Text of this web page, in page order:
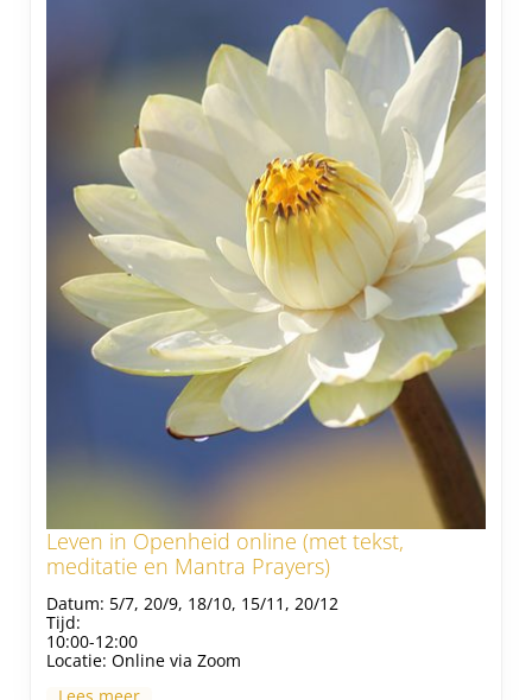
Leven in Openheid online (met tekst,
meditatie en Mantra Prayers)
Datum: 5/7, 20/9, 18/10, 15/11, 20/12
Tijd:
10:00-12:00
Locatie:Online via Zoom